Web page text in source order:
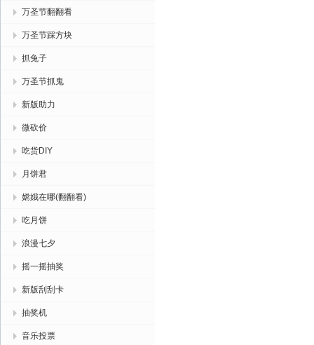
万圣节翻翻看
万圣节踩方块
抓兔子
万圣节抓鬼
新版助力
微砍价
吃货DIY
月饼君
嫦娥在哪(翻翻看)
吃月饼
浪漫七夕
摇一摇抽奖
新版刮刮卡
抽奖机
音乐投票